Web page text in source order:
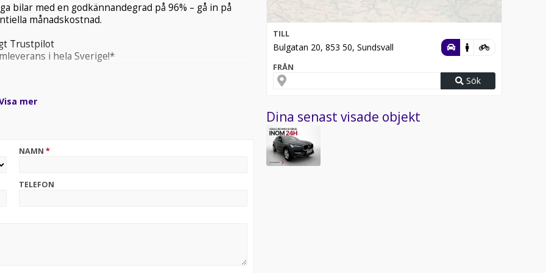
bilar med en godkännandegrad på 96% – gå in på
månadskostnad.
Trustpilot
i hela Sverige!*
mer
NAMN *
TELEFON
TILL
Bulgatan 20, 853 50, Sundsvall
FRÅN
Sök
Dina senast visade objekt